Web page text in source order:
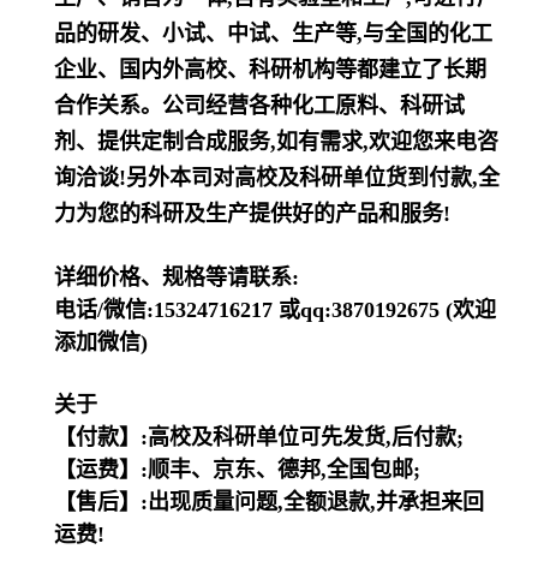
品的研发、小试、中试、生产等,与全国的化工
企业、国内外高校、科研机构等都建立了长期
合作关系。公司经营各种化工原料、科研试
剂、提供定制合成服务,如有需求,欢迎您来电咨
询洽谈!另外本司对高校及科研单位货到付款,全
力为您的科研及生产提供好的产品和服务!
详细价格、规格等请联系:
电话/微信:15324716217 或qq:3870192675 (欢迎
添加微信)
关于
【付款】:高校及科研单位可先发货,后付款;
【运费】:顺丰、京东、德邦,全国包邮;
【售后】:出现质量问题,全额退款,并承担来回
运费!